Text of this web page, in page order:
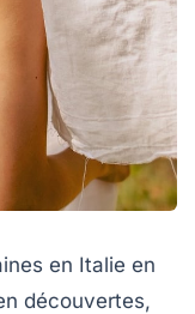
en Italie en
découvertes,